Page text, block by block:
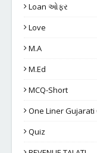
Loan ઓફર
Love
M.A
M.Ed
MCQ-Short
One Liner
Quiz